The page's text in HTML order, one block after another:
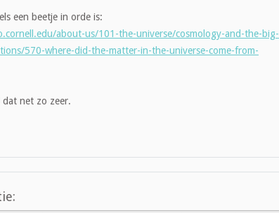
een beetje in orde is:
about-us/101-the-universe/cosmology-and-the-big-
570-where-did-the-matter-in-the-universe-come-from-
dat net zo zeer.